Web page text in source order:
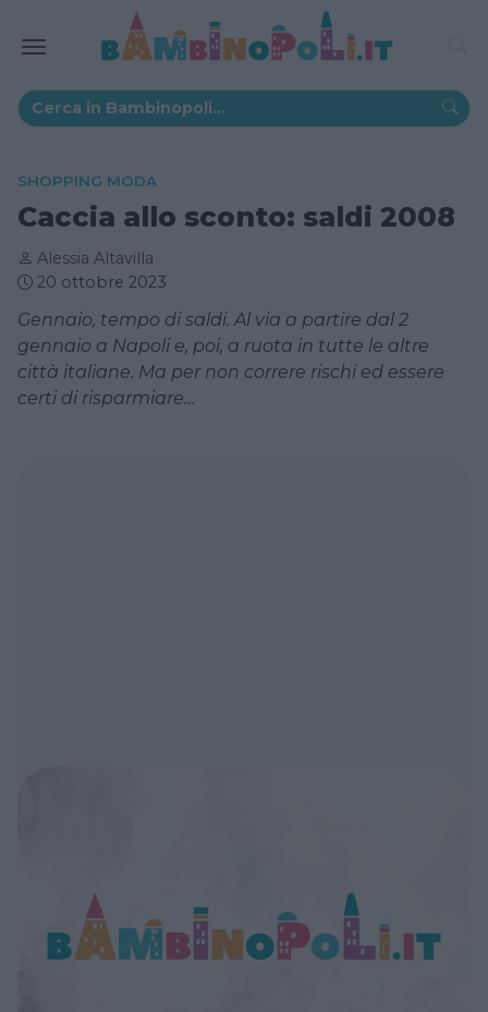
SHOPPING MODA
Caccia allo sconto: saldi 2008
Alessia Altavilla
20 ottobre 2023
Gennaio, tempo di saldi. Al via a partire dal 2
gennaio a Napoli e, poi, a ruota in tutte le altre
città italiane. Ma per non correre rischi ed essere
certi di risparmiare…